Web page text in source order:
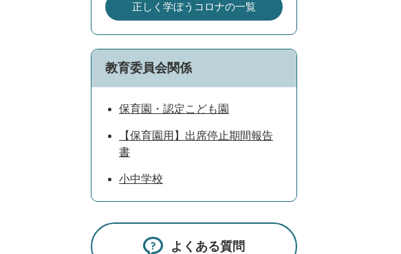
正しく学ぼうコロナの一覧
教育委員会関係
保育園・認定こども園
【保育園用】出席停止期間報告
書
小中学校
よくある質問